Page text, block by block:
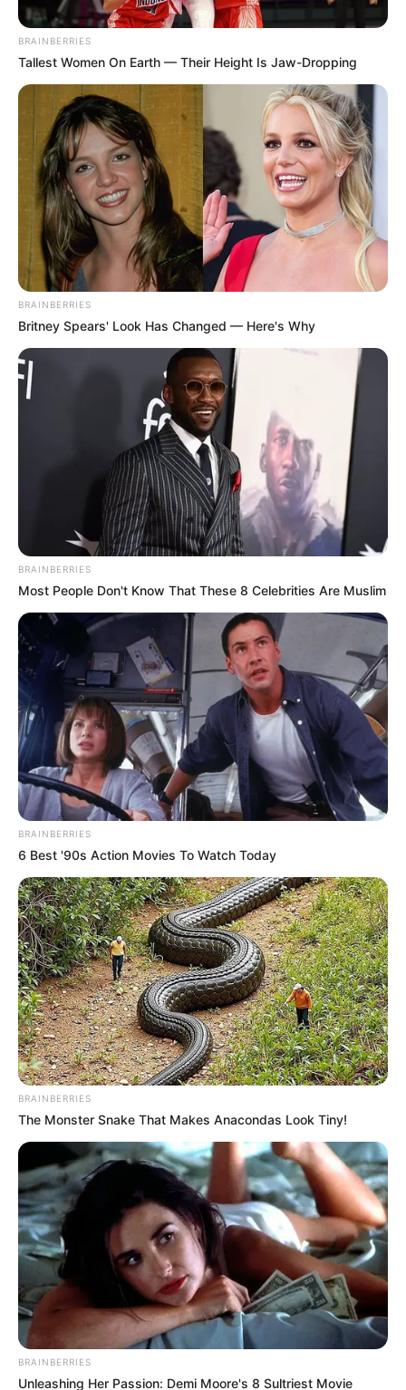
bújócskához?
Az üzletember hosszú üzleti út után végre hazaér.
Ahogy belép a kapun, meglátja a fiát, aki vidáman
teker egy vadonatúj biciklin.
Megáll, felhúzza a szemöldökét:
– Hát ezt meg honnan szerezted? Ez nem volt
olcsó… legalább százezer forint!
A fiú büszkén mosolyog:
– Én kerestem rá a pénzt!
– Ugyan már! – legyint az apa. – Mivel?
– Bújócskával.
Az apa hitetlenkedve néz rá:
– Ne viccelj már! Bújócskával nem lehet pénzt
A gyerek vállat von:
– De lehet.
– Na és mégis hogyan? – kérdezi az apa egyre
gyanakvóbban.
A fiú teljes természetességgel felel:
– Amíg te nem voltál itthon, a szomszéd bácsi
gyakran átjött… és mindig adott ötezer forintot, ha
elbújtam.